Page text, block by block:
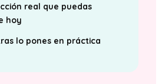
real que puedas
hoy
lo pones en práctica